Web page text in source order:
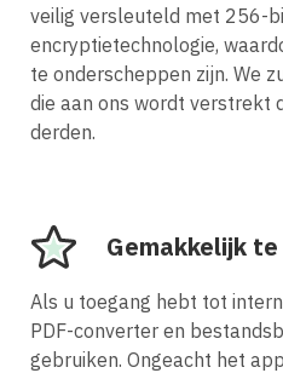
veilig versleuteld met 256-
encryptietechnologie,
te onderscheppen zijn. We
die aan ons wordt verstrekt
derden.
Gemakkelijk
Als u toegang hebt tot
PDF-converter en
gebruiken. Ongeacht het